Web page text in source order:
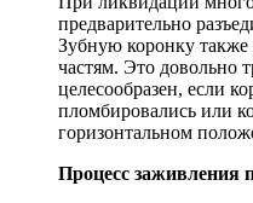
предварительно
Зубную коронку
частям. Это довольно
целесообразен, если
пломбировались или
горизонтальном
Процесс заживления